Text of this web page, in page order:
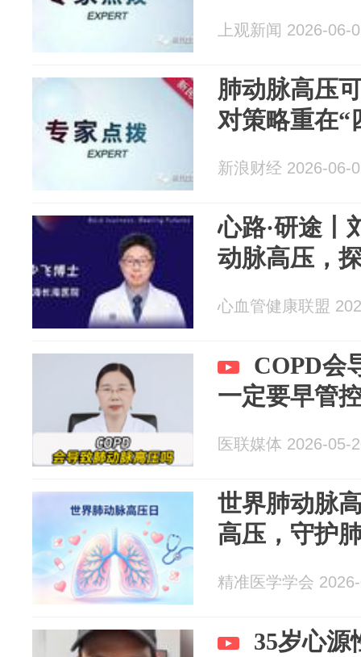
上观新闻 2026-06-
肺动脉高压
对策略重在“
新浪财经 2026-06-
心路·研途丨
动脉高压，
心血管健康联盟
COPD会
一定要早管
医联媒体 2026-05-
世界肺动脉
高压，守护
精准医学学会
35岁心源